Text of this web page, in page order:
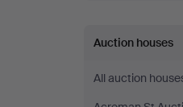
Auction houses
All auction